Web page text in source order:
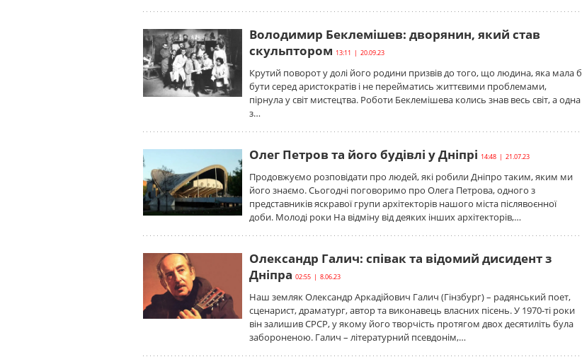
Володимир Беклемішев: дворянин, який став
скульптором 13:11 | 20.09.23
Крутий поворот у долі його родини призвів до того, що людина, яка мала б
бути серед аристократів і не перейматись життєвими проблемами,
пірнула у світ мистецтва. Роботи Беклемішева колись знав весь світ, а одна
з…
Олег Петров та його будівлі у Дніпрі 14:48 | 21.07.23
Продовжуємо розповідати про людей, які робили Дніпро таким, яким ми
його знаємо. Сьогодні поговоримо про Олега Петрова, одного з
представників яскравої групи архітекторів нашого міста післявоєнної
доби. Молоді роки На відміну від деяких інших архітекторів,…
Олександр Галич: співак та відомий дисидент з
Дніпра 02:55 | 8.06.23
Наш земляк Олександр Аркадійович Галич (Гінзбург) – радянський поет,
сценарист, драматург, автор та виконавець власних пісень. У 1970-ті роки
він залишив СРСР, у якому його творчість протягом двох десятиліть була
забороненою. Галич – літературний псевдонім,…